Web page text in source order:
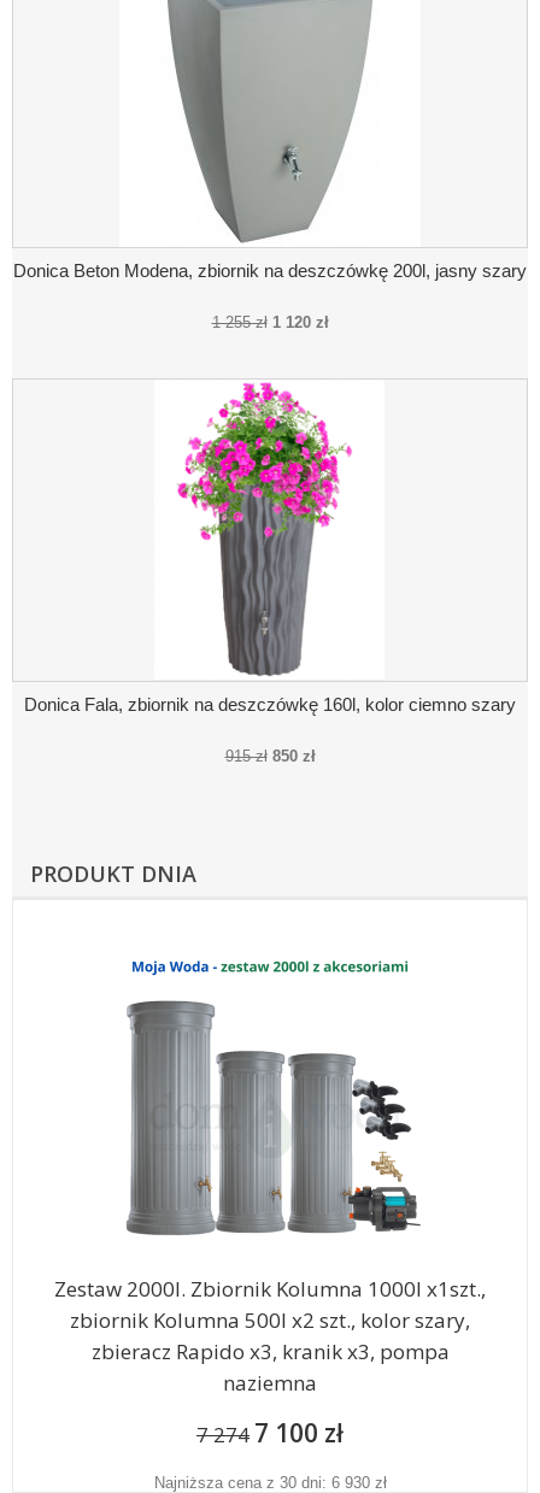
Donica Beton Modena, zbiornik na deszczówkę 200l, jasny szary
1 255 zł 1 120 zł
Donica Fala, zbiornik na deszczówkę 160l, kolor ciemno szary
915 zł 850 zł
PRODUKT DNIA
Zestaw 2000l. Zbiornik Kolumna 1000l x1szt.,
zbiornik Kolumna 500l x2 szt., kolor szary,
zbieracz Rapido x3, kranik x3, pompa
naziemna
7 274 7 100 zł
Najniższa cena z 30 dni: 6 930 zł